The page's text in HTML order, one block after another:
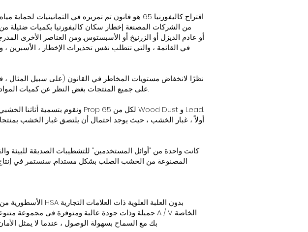
اقتراح كاليفورنيا 65 هو قانون تم تمريره في
في القائمة ، والتي تتطلب نفس تحذيرات الإخطار ، الأسبرين
ما) ، قرر العديد من الشركات المصنعة إضافة رسالة تحذير "Prop 65" على جميع المنتجات بغض النظر عن كميات المواد أو مكان بيعها.
أولاً ، غبار الخشب ، حيث يوجد احتمال أن يلتصق غبار الخشب
كانت واحدة من "أوائل المستخدمين" للتشطيبات الصديقة للبيئة
المصنوعة من الخشب الصلب بشكل مستدام. سنستمر في إنتاج
بك مع السماح بسهولة الوصول ، عندما لا يمثل